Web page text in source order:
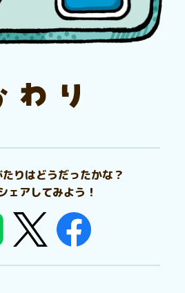
りはどうだったかな？
ェアしてみよう！